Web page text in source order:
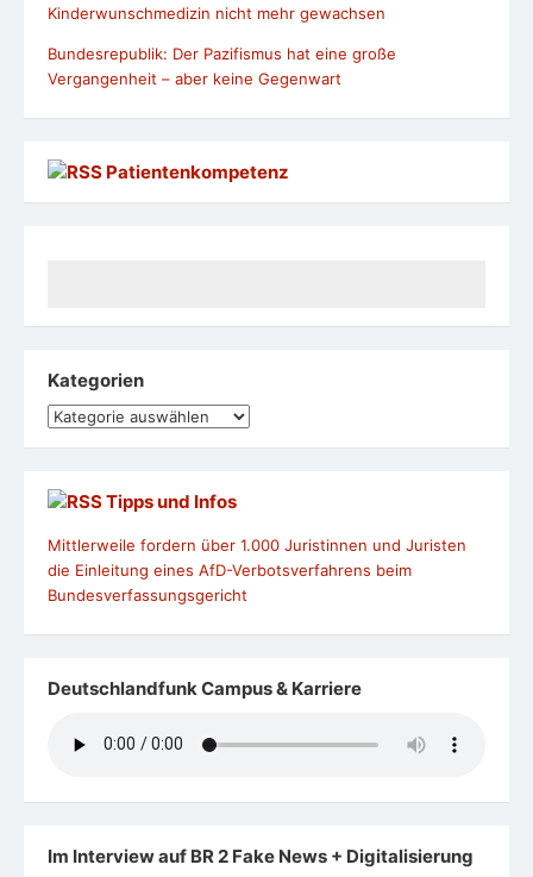
Kinderwunschmedizin nicht mehr gewachsen
Bundesrepublik: Der Pazifismus hat eine große
Vergangenheit – aber keine Gegenwart
Patientenkompetenz
Kategorien
Kategorien
Tipps und Infos
Mittlerweile fordern über 1.000 Juristinnen und Juristen
die Einleitung eines AfD-Verbotsverfahrens beim
Bundesverfassungsgericht
Deutschlandfunk Campus & Karriere
Im Interview auf BR 2 Fake News + Digitalisierung